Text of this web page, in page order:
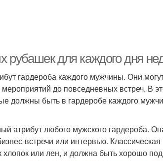
рубашек для каждого дня
гардероба каждого мужчины. Они
до повседневных встреч. В
должны быть в гардеробе каждого
атрибут любого мужского гардероба.
встречи или интервью.
хлопок или лен, и должна быть хорошо